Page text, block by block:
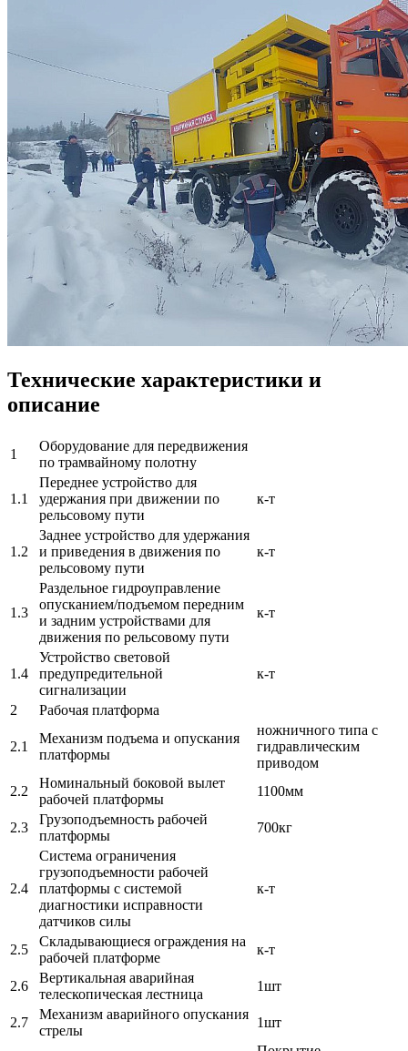
Технические характеристики и
описание
1
Оборудование для передвижения
по трамвайному полотну
1.1
Переднее устройство для
удержания при движении по
рельсовому пути
к-т
1.2
Заднее устройство для удержания
и приведения в движения по
рельсовому пути
к-т
1.3
Раздельное гидроуправление
опусканием/подъемом передним
и задним устройствами для
движения по рельсовому пути
к-т
1.4
Устройство световой
предупредительной
сигнализации
к-т
2 Рабочая платформа
2.1
Механизм подъема и опускания
платформы
ножничного типа с
гидравлическим
приводом
2.2
Номинальный боковой вылет
рабочей платформы
1100мм
2.3
Грузоподъемность рабочей
платформы
700кг
2.4
Система ограничения
грузоподъемности рабочей
платформы с системой
диагностики исправности
датчиков силы
к-т
2.5
Складывающиеся ограждения на
рабочей платформе
к-т
2.6
Вертикальная аварийная
телескопическая лестница
1шт
2.7
Механизм аварийного опускания
стрелы
1шт